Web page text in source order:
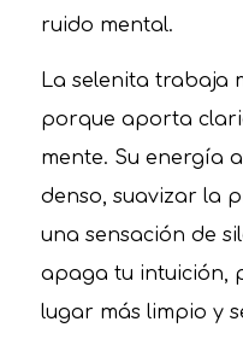
ruido mental.
La selenita trabaja
porque aporta
mente. Su energía
denso, suavizar la
una sensación de
apaga tu intuición,
lugar más limpio y